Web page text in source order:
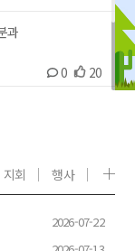
과
0
20
지회 행사
2026-07-22